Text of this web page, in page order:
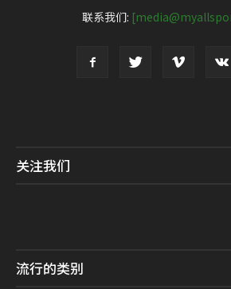
联系我们:
关注我们
流行的类别